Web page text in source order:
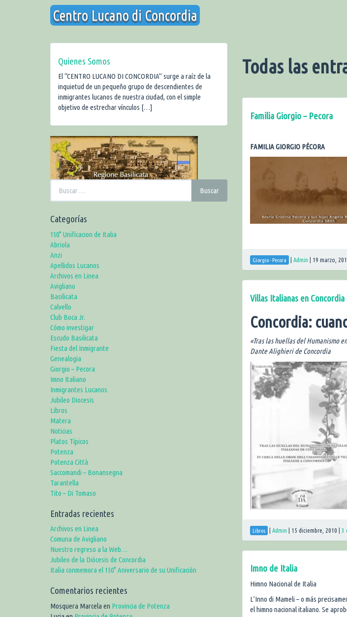
Centro Lucano di Concordia
Todas las
Familia Giorgio – Pecora
FAMILIA GIORGIO PÉCORA
Giorgio - Pecora Admin 19 marzo,
Villas Italianas en Concordia
Concordia:
«Tras las huellas del Humanismo
Dante Alighieri de Concordia
Libros | Admin | 15 diciembre, 2010 | 3
Imno de Italia
Himno Nacional de Italia
L’Inno di Mameli – o más
el himno nacional italiano. Se
Quienes Somos
El “CENTRO LUCANO DI CONCORDIA” surge a raíz de la
inquietud de un pequeño grupo de descendientes de
inmigrantes lucanos de nuestra ciudad, con el simple
objetivo de estrechar vínculos […]
Buscar:
Buscar
Categorías
150° Unificacion de Italia
Abriola
Anzi
Apellidos Lucanos
Archivos en Linea
Avigliano
Basilicata
Calvello
Club Boca Jr.
Cómo investigar
Escudo Basilicata
Fiesta del Inmigrante
Genealogia
Giorgio – Pecora
Imno Italiano
Inmigrantes Lucanos
Jubileo Diocesis
Libros
Matera
Noticias
Platos Típicos
Potenza
Potenza Città
Saccomandi – Bonansegna
Tarantella
Tito – Di Tomaso
Entradas recientes
Archivos en Linea
Comuna de Avigliano
Nuestro regreso a la Web…
Jubileo de la Diócesis de Concordia
Italia conmemora el 150° Aniversario de su Unificación
Comentarios recientes
Mosquera Marcela en Provincia de Potenza